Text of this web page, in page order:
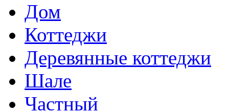
Дом
Коттеджи
Деревянные коттеджи
Шале
Частный